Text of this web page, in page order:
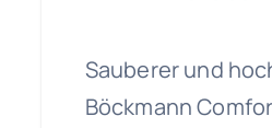
Sauberer und
Böckmann